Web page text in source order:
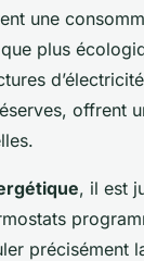
une
plus
offrent
, il est
précisément